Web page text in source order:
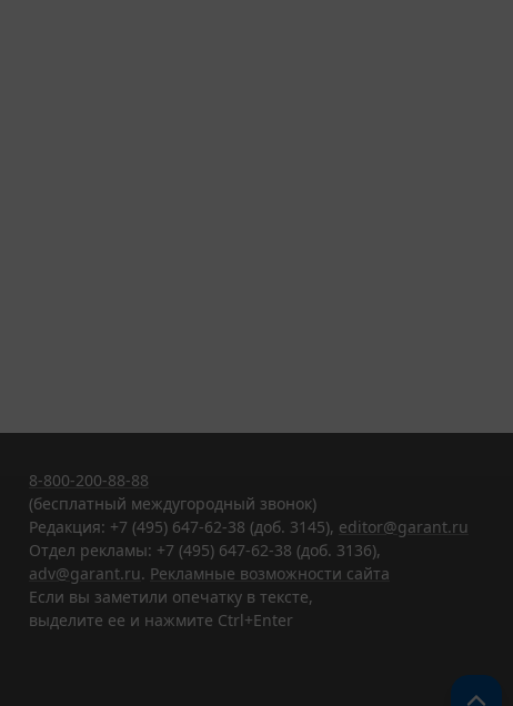
8-800-200-88-88
(бесплатный междугородный звонок)
Редакция: +7 (495) 647-62-38 (доб. 3145), editor@garant.ru
Отдел рекламы: +7 (495) 647-62-38 (доб. 3136),
adv@garant.ru. Рекламные возможности сайта
Если вы заметили опечатку в тексте,
выделите ее и нажмите Ctrl+Enter